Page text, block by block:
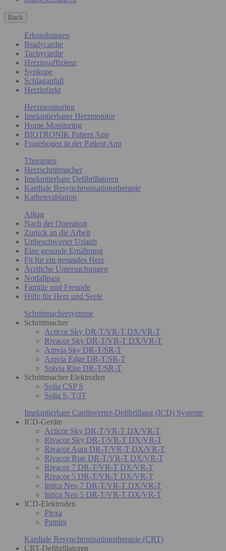
Back
Erkrankungen
Bradycardie
Tachycardie
Herzinsuffizienz
Synkope
Schlaganfall
Herzinfarkt
Herzmonitoring
Implantierbarer Herzmonitor
Home Monitoring
BIOTRONIK Patient App
Fragebogen in der Patient App
Therapien
Herzschrittmacher
Implantierbare Defibrillatoren
Kardiale Resynchronisationstherapie
Katheterablation
Alltag
Nach der Operation
Zurück an die Arbeit
Unbeschwerter Urlaub
Eine gesunde Ernährung
Fit für ein gesundes Herz
Ärztliche Untersuchungen
Notfallpass
Familie und Freunde
Hilfe für Herz und Seele
Schrittmachersysteme
Schrittmacher
Acticor Sky DR-T/VR-T DX/VR-T
Rivacor Sky DR-T/VR-T DX/VR-T
Amvia Sky DR-T/SR-T
Amvia Edge DR-T/SR-T
Solvia Rise DR-T/SR-T
Schrittmacher Elektroden
Solia CSP S
Solia S, T/JT
Implantierbare Cardioverter-Defibrillator (ICD) Systeme
ICD-Geräte
Acticor Sky DR-T/VR-T DX/VR-T
Rivacor Sky DR-T/VR-T DX/VR-T
Rivacor Aura DR-T/VR-T DX/VR-T
Rivacor Rise DR-T/VR-T DX/VR-T
Rivacor 7 DR-T/VR-T DX/VR-T
Rivacor 5 DR-T/VR-T DX/VR-T
Intica Neo 7 DR-T/VR-T DX/VR-T
Intica Neo 5 DR-T/VR-T DX/VR-T
ICD-Elektroden
Plexa
Pamira
Kardiale Resynchronisationstherapie (CRT)
CRT-Defibrillatoren